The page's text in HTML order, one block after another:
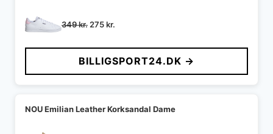
349kr. Den
pris
var:
349 kr..
275kr.
pris
er:
275 kr..
BILLIGSPORT24.DK →
NOU Emilian Leather Korksandal Dame